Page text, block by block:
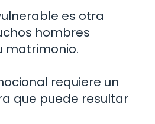
es otra
hombres
matrimonio.
requiere un
que puede resultar